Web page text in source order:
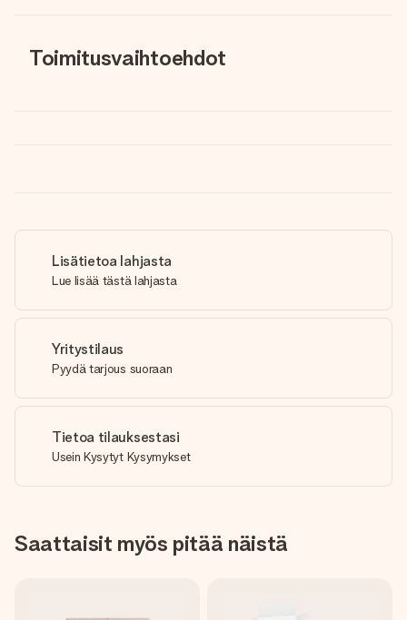
Toimitusvaihtoehdot
Lisätietoa lahjasta
Lue lisää tästä lahjasta
Yritystilaus
Pyydä tarjous suoraan
Tietoa tilauksestasi
Usein Kysytyt Kysymykset
Saattaisit myös pitää näistä